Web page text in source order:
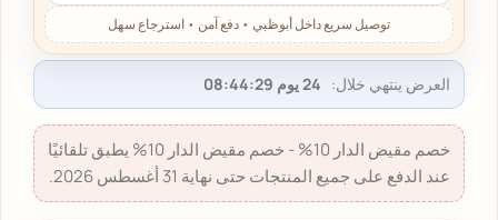
العرض ينتهي خلال: 24 يوم 08:44:28
خصم مقيض الدار 10% - خصم مقيض الدار 10% يطبق تلقائيًا
عند الدفع على جميع المنتجات حتى نهاية 31 أغسطس 2026.